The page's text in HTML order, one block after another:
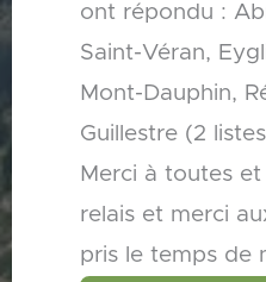
ont répondu :
Saint-Véran,
Mont-Dauphin,
Guillestre (2
Merci à toutes
relais et merci
pris le temps de